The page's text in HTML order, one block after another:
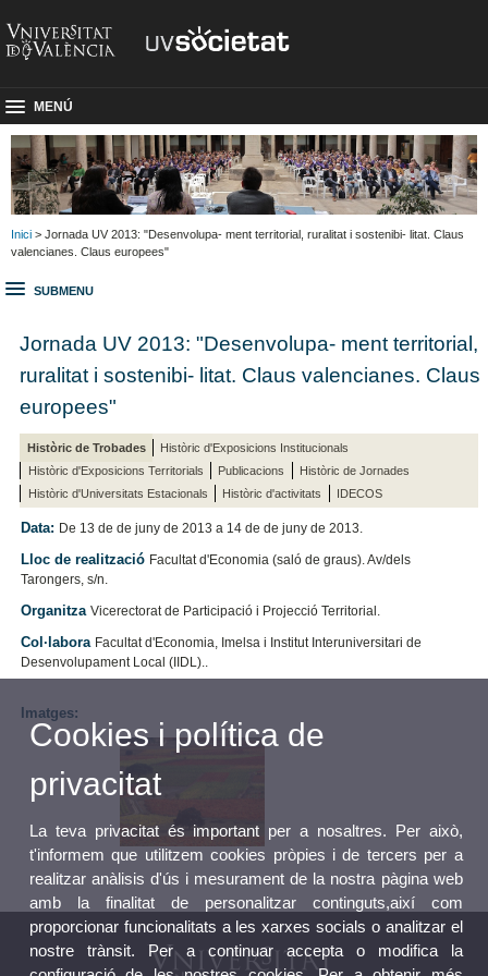
MENÚ
Inici > Jornada UV 2013: "Desenvolupa- ment territorial, ruralitat i sostenibi- litat. Claus
valencianes. Claus europees"
SUBMENU
Jornada UV 2013: "Desenvolupa- ment territorial,
ruralitat i sostenibi- litat. Claus valencianes. Claus
europees"
Històric de Trobades
Històric d'Exposicions Institucionals
Històric d'Exposicions Territorials
Publicacions
Històric de Jornades
Històric d'Universitats Estacionals
Històric d'activitats IDECOS
Data: De 13 de de juny de 2013 a 14 de de juny de 2013.
Lloc de realització Facultat d'Economia (saló de graus). Av/dels
Tarongers, s/n.
OrganitzaVicerectorat de Participació i Projecció Territorial.
Col·labora Facultat d'Economia, Imelsa i Institut Interuniversitari de
Desenvolupament Local (IIDL)..
Imatges:
Cookies i política de
privacitat
La teva privacitat és important per a nosaltres. Per això,
t'informem que utilitzem cookies pròpies i de tercers per a
realitzar anàlisis d'ús i mesurament de la nostra pàgina web
amb la finalitat de personalitzar continguts,així com
proporcionar funcionalitats a les xarxes socials o analitzar el
nostre trànsit. Per a continuar accepta o modifica la